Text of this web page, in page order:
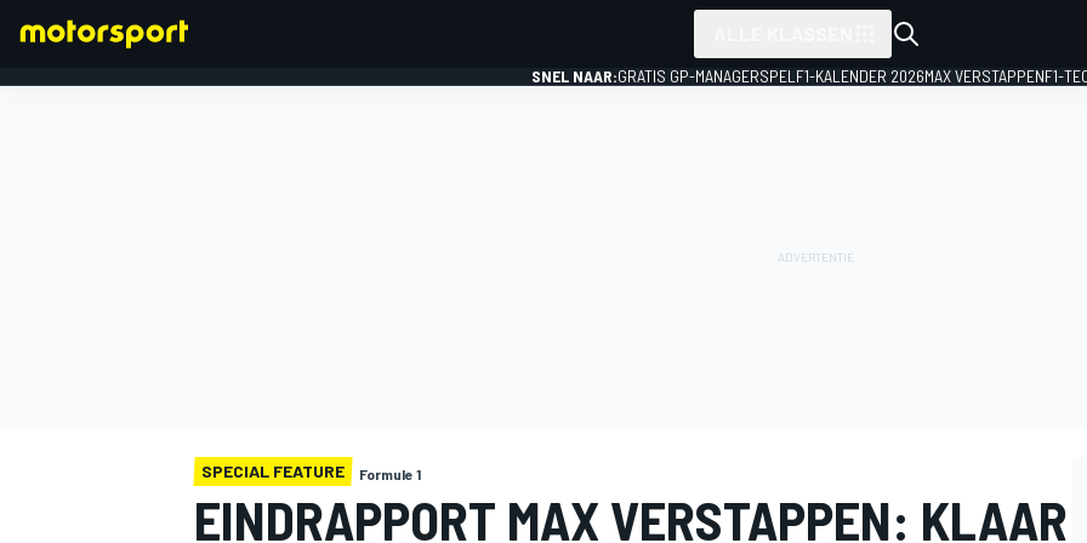
SNEL NAAR:GRATIS GP-MANAGERSPEL F1-KALENDER 2026MAX VERSTAPPENF1-
SPECIAL FEATURE Formule 1
EINDRAPPORT MAX VERSTAPPEN: KLAAR